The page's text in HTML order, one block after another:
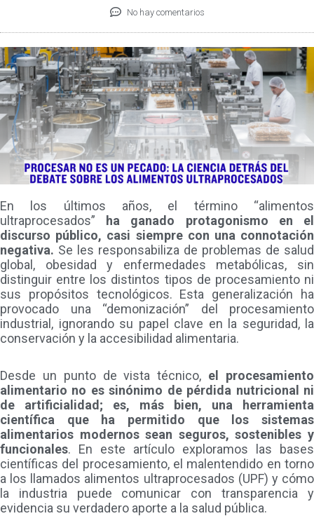
No hay comentarios
En los últimos años, el término “alimentos
ultraprocesados” ha ganado protagonismo en el
discurso público, casi siempre con una connotación
negativa. Se les responsabiliza de problemas de salud
global, obesidad y enfermedades metabólicas, sin
distinguir entre los distintos tipos de procesamiento ni
sus propósitos tecnológicos. Esta generalización ha
provocado una “demonización” del procesamiento
industrial, ignorando su papel clave en la seguridad, la
conservación y la accesibilidad alimentaria.
Desde un punto de vista técnico, el procesamiento
alimentario no es sinónimo de pérdida nutricional ni
de artificialidad; es, más bien, una herramienta
científica que ha permitido que los sistemas
alimentarios modernos sean seguros, sostenibles y
funcionales. En este artículo exploramos las bases
científicas del procesamiento, el malentendido en torno
a los llamados alimentos ultraprocesados (UPF) y cómo
la industria puede comunicar con transparencia y
evidencia su verdadero aporte a la salud pública.